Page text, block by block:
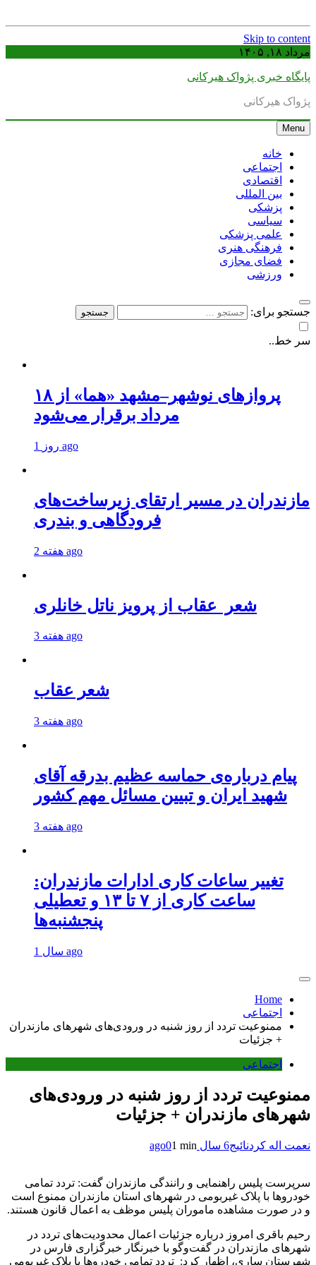
Skip to content
مرداد ۱۸, ۱۴۰۵
پایگاه خبری پژواک هیرکانی
پژواک هیرکانی
Menu
خانه
اجتماعی
اقتصادی
بین المللی
پزشکی
سیاسی
علمی پزشکی
فرهنگی هنری
فضای مجازی
ورزشی
جستجو برای:
سر خط..
پروازهای نوشهر–مشهد «هما» از ۱۸
مرداد برقرار می‌شود
1 روز ago
مازندران در مسیر ارتقای زیرساخت‌های
فرودگاهی و بندری
2 هفته ago
شعر عقاب از پرویز ناتل خانلری
3 هفته ago
شعر عقاب
3 هفته ago
پیام درباره‌ی حماسه عظیم بدرقه آقای
شهید ایران و تبیین مسائل مهم کشور
3 هفته ago
تغییر ساعات کاری ادارات مازندران:
ساعت کاری از ۷ تا ۱۳ و تعطیلی
پنجشنبه‌ها
1 سال ago
Home
اجتماعی
ممنوعیت تردد از روز شنبه در ورودی‌های شهرهای مازندران
+ جزئیات
اجتماعی
ممنوعیت تردد از روز شنبه در ورودی‌های
شهرهای مازندران + جزئیات
نعمت اله کردنائیج6 سال ago 01 min
سرپرست پلیس راهنمایی و رانندگی مازندران گفت: تردد تمامی
خودروها با پلاک غیربومی در شهرهای استان مازندران ممنوع است
و در صورت مشاهده ماموران پلیس موظف به اعمال قانون هستند.
رحیم باقری امروز درباره جزئیات اعمال محدودیت‌های تردد در
شهرهای مازندران در گفت‌وگو با خبرنگار خبرگزاری فارس در
شهرستان ساری، اظهار کرد: تردد تمامی خودروها با پلاک غیربومی